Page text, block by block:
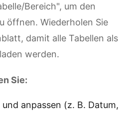
Bereich", um den
öffnen. Wiederholen Sie
damit alle Tabellen als
werden.
Sie:
anpassen (z. B. Datum,